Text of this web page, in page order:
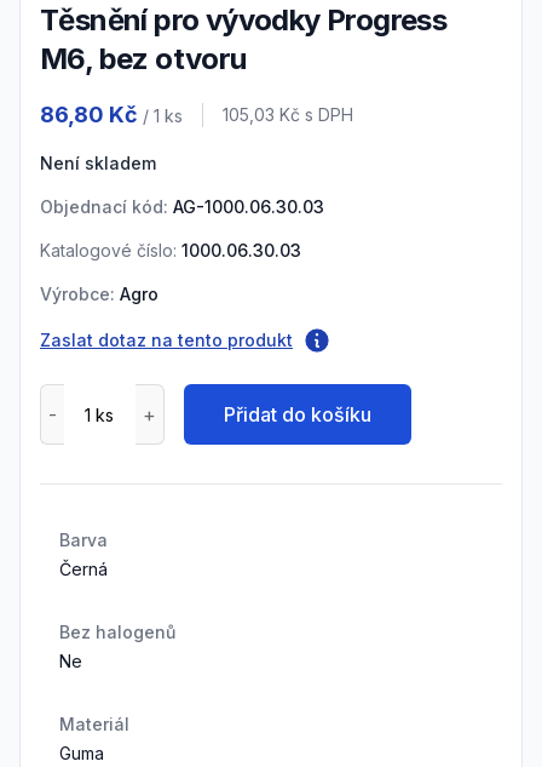
Těsnění pro vývodky Progress
M6, bez otvoru
86,80 Kč / 1 ks Cena s DPH
105,03 Kč s DPH
Není skladem
Objednací kód: AG-1000.06.30.03
Katalogové číslo: 1000.06.30.03
Výrobce: Agro
Zaslat dotaz na tento produkt
Přidat do košíku
Barva
Černá
Bez halogenů
Ne
Materiál
Guma